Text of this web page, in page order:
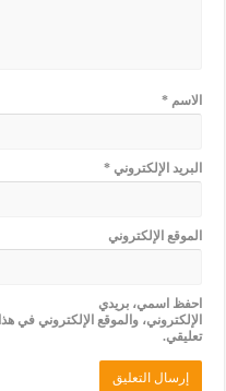
الاسم*
البريد الإلكتروني*
الموقع الإلكتروني
احفظ اسمي، بريدي
الإلكتروني، والموقع الإلكتروني في
تعليقي.